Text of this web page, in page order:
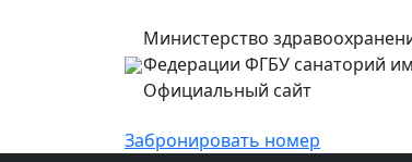
Министерство
Федерации ФГБУ санаторий
Официальный сайт
Забронировать номер